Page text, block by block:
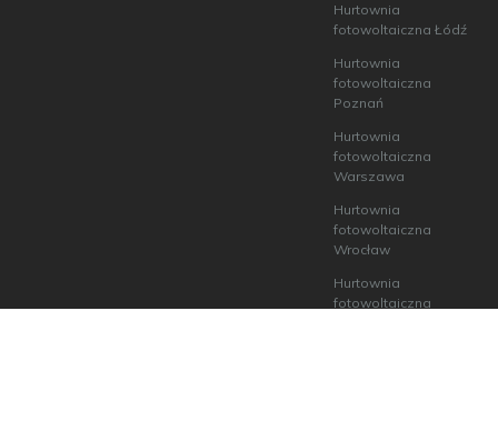
Hurtownia
fotowoltaiczna Łódź
Hurtownia
fotowoltaiczna
Poznań
Hurtownia
fotowoltaiczna
Warszawa
Hurtownia
fotowoltaiczna
Wrocław
Hurtownia
fotowoltaiczna